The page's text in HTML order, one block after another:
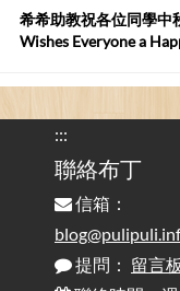
您好,首先肯定感謝您造
希希助教祝各位同學中
Wishes Everyone a
的問題 / Are You Tired
Attention to Glare Than
為何桌前打字總是腰痠
對人體工學的影響 /
Ergonomics: Why
:::
聯絡布丁
信箱：
提問： 留言板